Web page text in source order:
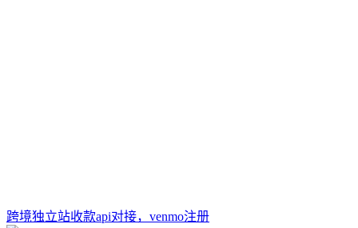
跨境独立站收款api对接，venmo注册